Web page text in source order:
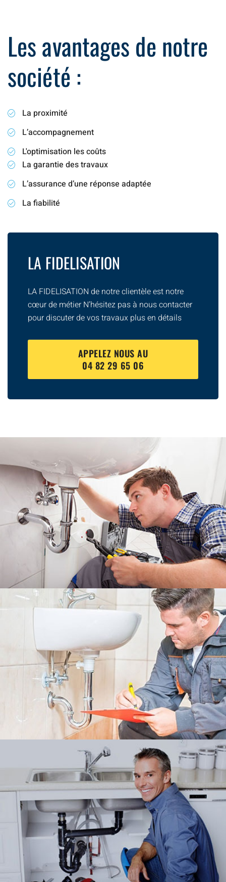
Les avantages de notre
société :
La proximité
L’accompagnement
L'optimisation les coûts
La garantie des travaux
L’assurance d’une réponse adaptée
La fiabilité
LA FIDELISATION
LA FIDELISATION de notre clientèle est notre
cœur de métier N’hésitez pas à nous contacter
pour discuter de vos travaux plus en détails
APPELEZ NOUS AU
04 82 29 65 06